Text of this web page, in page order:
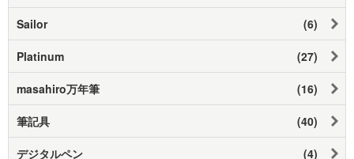
Sailor (6)
Platinum (27)
masahiro万年筆 (16)
筆記具 (40)
デジタルペン (4)